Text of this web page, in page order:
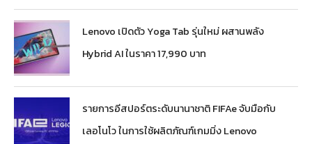
Lenovo เปิดตัว Yoga Tab รุ่นใหม่ ผสานพลัง
Hybrid AI ในราคา 17,990 บาท
รายการอีสปอร์ตระดับนานาชาติ FIFAe จับมือกับ
เลอโนโว ในการใช้ผลิตภัณฑ์เกมมิ่ง Lenovo